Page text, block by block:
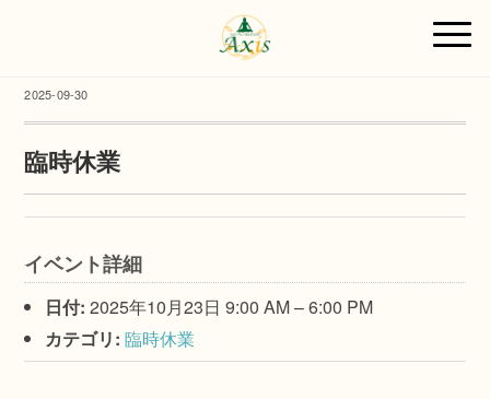
2025-09-30
臨時休業
イベント詳細
日付: 2025年10月23日 9:00 AM–6:00 PM
カテゴリ: 臨時休業